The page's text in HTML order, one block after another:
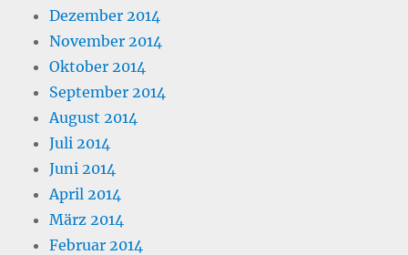
Dezember 2014
November 2014
Oktober 2014
September 2014
August 2014
Juli 2014
Juni 2014
April 2014
März 2014
Februar 2014